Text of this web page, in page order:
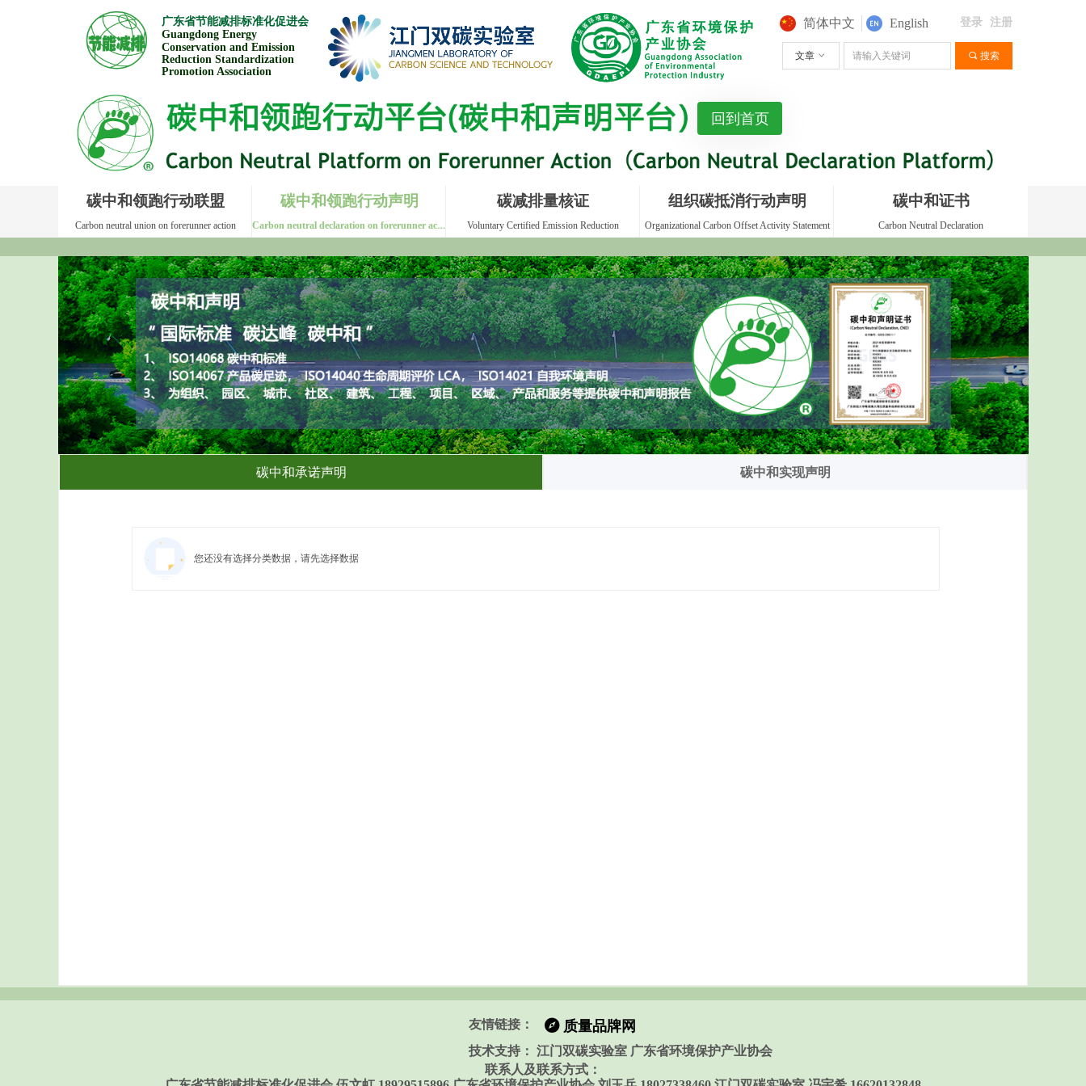
登录 注册
简体中文 English
끠 搜索
文章 ꀁ
碳中和领跑行动联盟 碳中和领跑行动声明 碳减排量核证 组织碳抵消行动声明 碳中和证书
Carbon neutral union on forerunner action Carbon neutral declaration on forerunner action Voluntary Certified Emission Reduction Organizational Carbon Offset Activity Statement Carbon Neutral Declaration
广东省节能减排标准化促进会
Guangdong Energy
Conservation and Emission
Reduction Standardization
Promotion Association
回到首页
碳中和承诺声明 碳中和实现声明
您还没有选择分类数据，请先选择数据
联系人及联系方式：
友情链接： 뀶 质量品牌网
技术支持： 江门双碳实验室 广东省环境保护产业协会